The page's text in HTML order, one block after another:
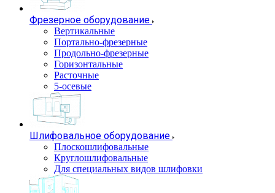
Фрезерное оборудование
Вертикальные
Портально-фрезерные
Продольно-фрезерные
Горизонтальные
Расточные
5-осевые
Шлифовальное оборудование
Плоскошлифовальные
Круглошлифовальные
Для специальных видов шлифовки